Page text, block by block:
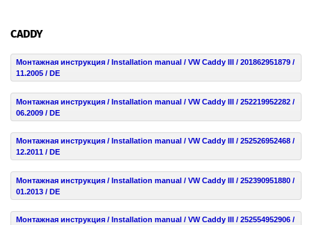
CADDY
Монтажная инструкция / Installation manual / VW Caddy III / 201862951879 /
11.2005 / DE
Монтажная инструкция / Installation manual / VW Caddy III / 252219952282 /
06.2009 / DE
Монтажная инструкция / Installation manual / VW Caddy III / 252526952468 /
12.2011 / DE
Монтажная инструкция / Installation manual / VW Caddy III / 252390951880 /
01.2013 / DE
Монтажная инструкция / Installation manual / VW Caddy III / 252554952906 /